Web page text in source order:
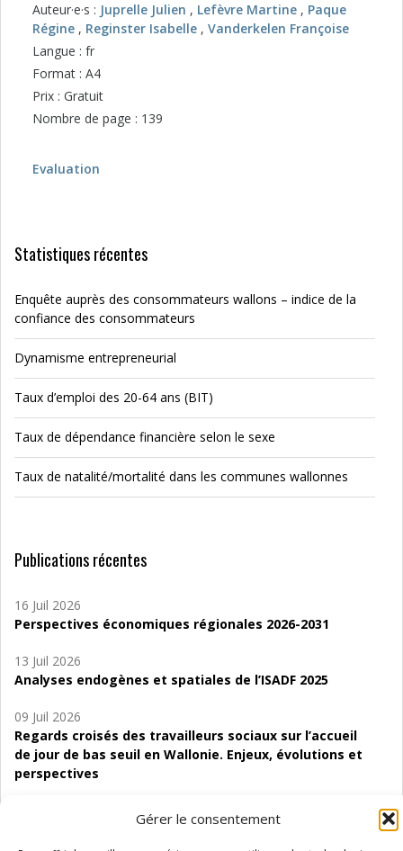
Gérer le consentement
Auteur·e·s : Juprelle Julien , Lefèvre Martine , Paque
Régine , Reginster Isabelle , Vanderkelen Françoise
Langue : fr
Format : A4
Prix : Gratuit
Nombre de page : 139
Evaluation
Statistiques récentes
Enquête auprès des consommateurs wallons – indice de la
confiance des consommateurs
Dynamisme entrepreneurial
Taux d’emploi des 20-64 ans (BIT)
Taux de dépendance financière selon le sexe
Taux de natalité/mortalité dans les communes wallonnes
Publications récentes
16 Juil 2026
Perspectives économiques régionales 2026-2031
13 Juil 2026
Analyses endogènes et spatiales de l’ISADF 2025
09 Juil 2026
Regards croisés des travailleurs sociaux sur l’accueil
de jour de bas seuil en Wallonie. Enjeux, évolutions et
perspectives
Étude d’évaluabilité des Structures